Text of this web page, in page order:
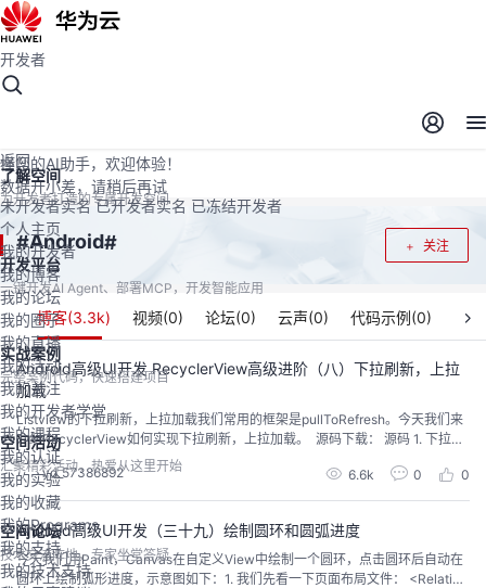
开发者空间
开发者空间
了解空间
为开发者打造的专属开发空间
开发平台
一键开发AI Agent、部署MCP，开发智能应用
实战案例
完整案例代码，快速搭建项目
空间活动
汇聚精彩活动，热爱从这里开始
空间论坛
技术交流阵地，专家坐堂答疑
开发者
返回
未开发者实名 已开发者实名 已冻结开发者
个人主页
我的开发者
我的博客
我的论坛
我的圈子
我的直播
我的活动
我的关注
我的开发者学堂
我的课程
我的认证
我的实验
我的收藏
我的Programs
我的支持
我的技术支持
懂您的AI助手，欢迎体验！
数据开小差，请稍后再试
关注
#Android#
博客(3.3k) 视频(0) 论坛(0) 云声(0) 代码示例(0)
Android高级UI开发 RecyclerView高级进阶（八）下拉刷新，上拉
加载
Listview的下拉刷新，上拉加载我们常用的框架是pullToRefresh。今天我们来
介绍RecyclerView如何实现下拉刷新，上拉加载。 源码下载： 源码 1. 下拉刷
新 实现思路，无需我们写代码自定义下拉刷新控件，直接使用MaterialDesign
5.0为我们提供的SwipeRefreshLayout控件。 布局一般为： <android.supp...
yd_57386892 6.6k 0 0
Android高级UI开发（三十九）绘制圆环和圆弧进度
今天我们用Paint，Canvas在自定义View中绘制一个圆环，点击圆环后自动在
圆环上绘制弧形进度，示意图如下：1. 我们先看一下页面布局文件： <Relative